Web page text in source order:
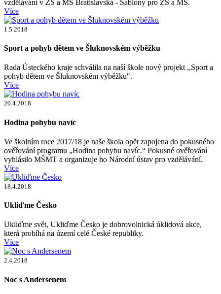
vzdělávání v ZŠ a MŠ Bratislavská - Šablony pro ZŠ a MŠ.
Více
1.5.2018
Sport a pohyb dětem ve Šluknovském výběžku
Rada Ústeckého kraje schválila na naší škole nový projekt ,,Sport a
pohyb dětem ve Šluknovském výběžku".
Více
20.4.2018
Hodina pohybu navíc
Ve školním roce 2017/18 je naše škola opět zapojena do pokusného
ověřování programu „Hodina pohybu navíc.“ Pokusné ověřování
vyhlásilo MŠMT a organizuje ho Národní ústav pro vzdělávání.
Více
18.4.2018
Ukliďme Česko
Ukliďme svět, Ukliďme Česko je dobrovolnická úklidová akce,
která probíhá na území celé České republiky.
Více
2.4.2018
Noc s Andersenem